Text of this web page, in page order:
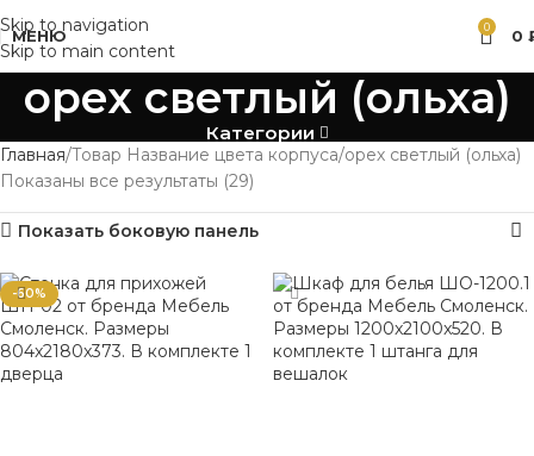
Skip to navigation
Skip to main content
МЕНЮ 0 0
орех светлый (ольха)
Категории
Главная Товар Название цвета корпуса орех светлый (ольха)
Показаны все результаты (29)
Показать боковую панель
-60%